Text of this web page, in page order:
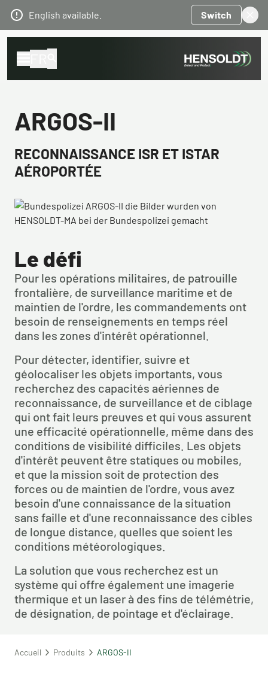
English available. Switch
ARGOS-II
RECONNAISSANCE ISR ET ISTAR
AÉROPORTÉE
Le défi
Pour les opérations militaires, de patrouille
frontalière, de surveillance maritime et de
maintien de l'ordre, les commandements ont
besoin de renseignements en temps réel
dans les zones d'intérêt opérationnel.
Pour détecter, identifier, suivre et
géolocaliser les objets importants, vous
recherchez des capacités aériennes de
reconnaissance, de surveillance et de ciblage
qui ont fait leurs preuves et qui vous assurent
une efficacité opérationnelle, même dans des
conditions de visibilité difficiles. Les objets
d'intérêt peuvent être statiques ou mobiles,
et que la mission soit de protection des
forces ou de maintien de l'ordre, vous avez
besoin d'une connaissance de la situation
sans faille et d'une reconnaissance des cibles
de longue distance, quelles que soient les
conditions météorologiques.
La solution que vous recherchez est un
système qui offre également une imagerie
thermique et un laser à des fins de télémétrie,
de désignation, de pointage et d'éclairage.
Accueil Produits ARGOS-II